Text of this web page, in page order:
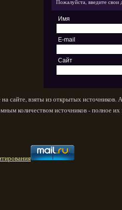
Пожалуйста, введите
Имя
E-mail
Сайт
сайте, взяты из открытых
количеством источников - полное